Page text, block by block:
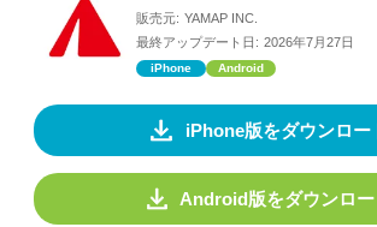
販売元: YAMAP INC.
最終アップデート日: 2026年7月27日
iPhone Android
iPhone版をダウンロー
Android版をダウンロー